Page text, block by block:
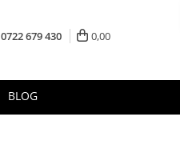
0722 679 430 0,00
BLOG